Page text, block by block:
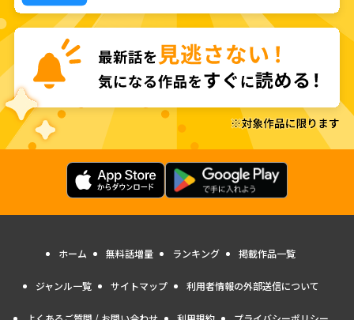
ホーム 無料話増量 ランキング 掲載作品一覧
ジャンル一覧 サイトマップ 利用者情報の外部送信について